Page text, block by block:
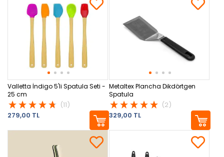
Valletta İndigo 5'li Spatula Seti -
25 cm
(11)
279,00 TL
Metaltex Plancha Dikdörtgen
Spatula
(2)
329,00 TL